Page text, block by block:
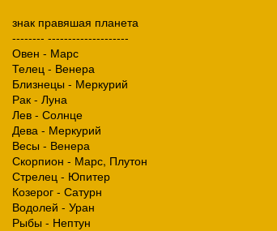
знак правяшая планета
-------- --------------------
Овен - Марс
Телец - Венера
Близнецы - Меркурий
Рак - Луна
Лев - Солнце
Дева - Меркурий
Весы - Венера
Скорпион - Марс, Плутон
Стрелец - Юпитер
Козерог - Сатурн
Водолей - Уран
Рыбы - Нептун